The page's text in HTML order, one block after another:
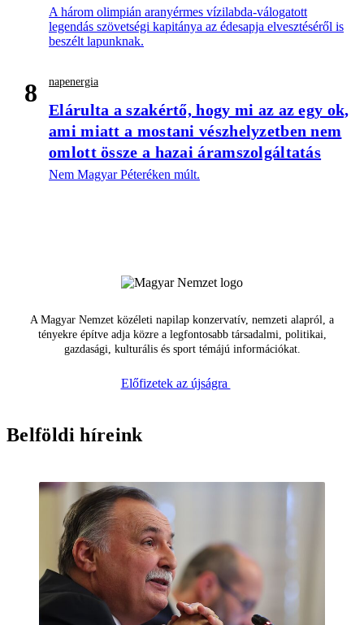
A három olimpián aranyérmes vízilabda-válogatott
legendás szövetségi kapitánya az édesapja elvesztéséről is
beszélt lapunknak.
8 napenergia
Elárulta a szakértő, hogy mi az az egy ok,
ami miatt a mostani vészhelyzetben nem
omlott össze a hazai áramszolgáltatás
Nem Magyar Péteréken múlt.
A Magyar Nemzet közéleti napilap konzervatív, nemzeti alapról, a
tényekre építve adja közre a legfontosabb társadalmi, politikai,
gazdasági, kulturális és sport témájú információkat.
Előfizetek az újságra
Belföldi híreink